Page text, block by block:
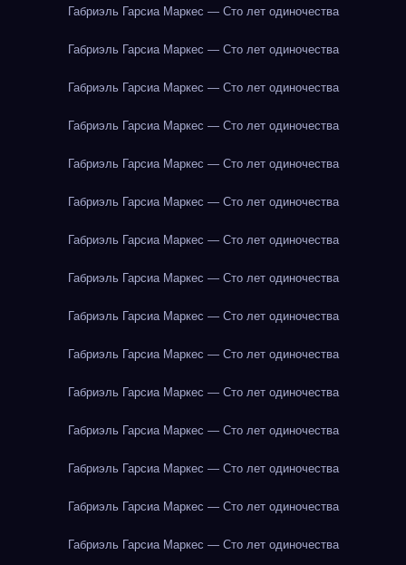
Габриэль Гарсиа Маркес — Сто лет одиночества
Габриэль Гарсиа Маркес — Сто лет одиночества
Габриэль Гарсиа Маркес — Сто лет одиночества
Габриэль Гарсиа Маркес — Сто лет одиночества
Габриэль Гарсиа Маркес — Сто лет одиночества
Габриэль Гарсиа Маркес — Сто лет одиночества
Габриэль Гарсиа Маркес — Сто лет одиночества
Габриэль Гарсиа Маркес — Сто лет одиночества
Габриэль Гарсиа Маркес — Сто лет одиночества
Габриэль Гарсиа Маркес — Сто лет одиночества
Габриэль Гарсиа Маркес — Сто лет одиночества
Габриэль Гарсиа Маркес — Сто лет одиночества
Габриэль Гарсиа Маркес — Сто лет одиночества
Габриэль Гарсиа Маркес — Сто лет одиночества
Габриэль Гарсиа Маркес — Сто лет одиночества